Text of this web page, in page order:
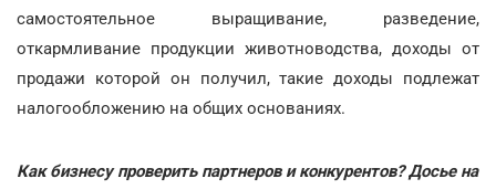
самостоятельное выращивание, разведение,
откармливание продукции животноводства, доходы от
продажи которой он получил, такие доходы подлежат
налогообложению на общих основаниях.
Как бизнесу проверить партнеров и конкурентов? Досье на